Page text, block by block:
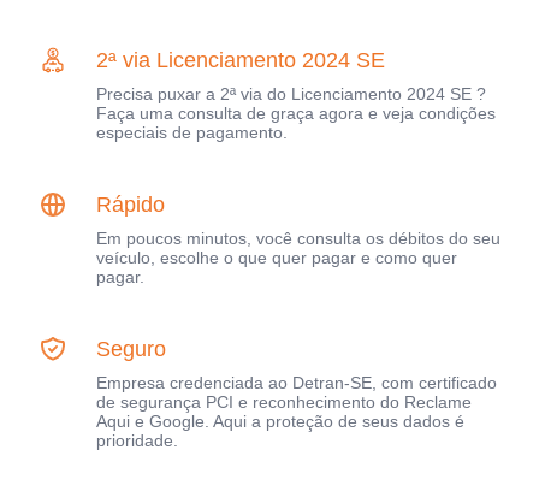
2ª via Licenciamento 2024 SE
Precisa puxar a 2ª via do Licenciamento 2024 SE ?
Faça uma consulta de graça agora e veja condições
especiais de pagamento.
Rápido
Em poucos minutos, você consulta os débitos do seu
veículo, escolhe o que quer pagar e como quer
pagar.
Seguro
Empresa credenciada ao Detran-SE, com certificado
de segurança PCI e reconhecimento do Reclame
Aqui e Google. Aqui a proteção de seus dados é
prioridade.